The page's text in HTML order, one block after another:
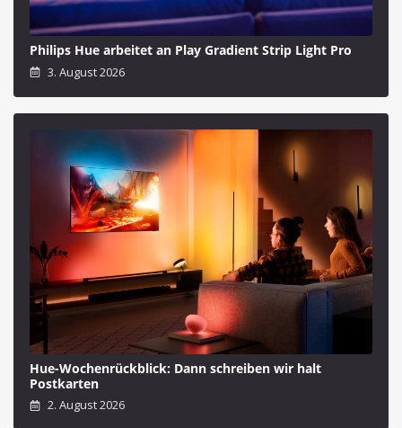
Philips Hue arbeitet an Play Gradient Strip Light Pro
3. August 2026
Hue-Wochenrückblick: Dann schreiben wir halt
Postkarten
2. August 2026